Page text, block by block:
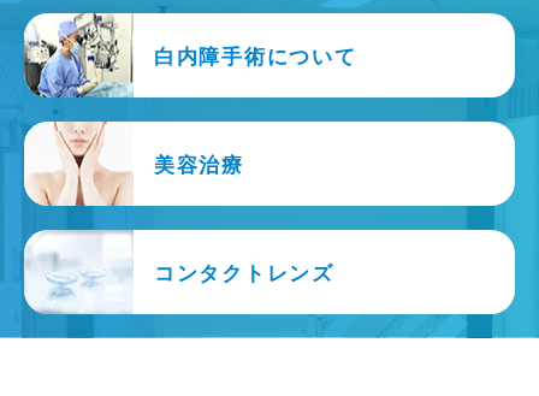
白内障手術について
美容治療
コンタクトレンズ